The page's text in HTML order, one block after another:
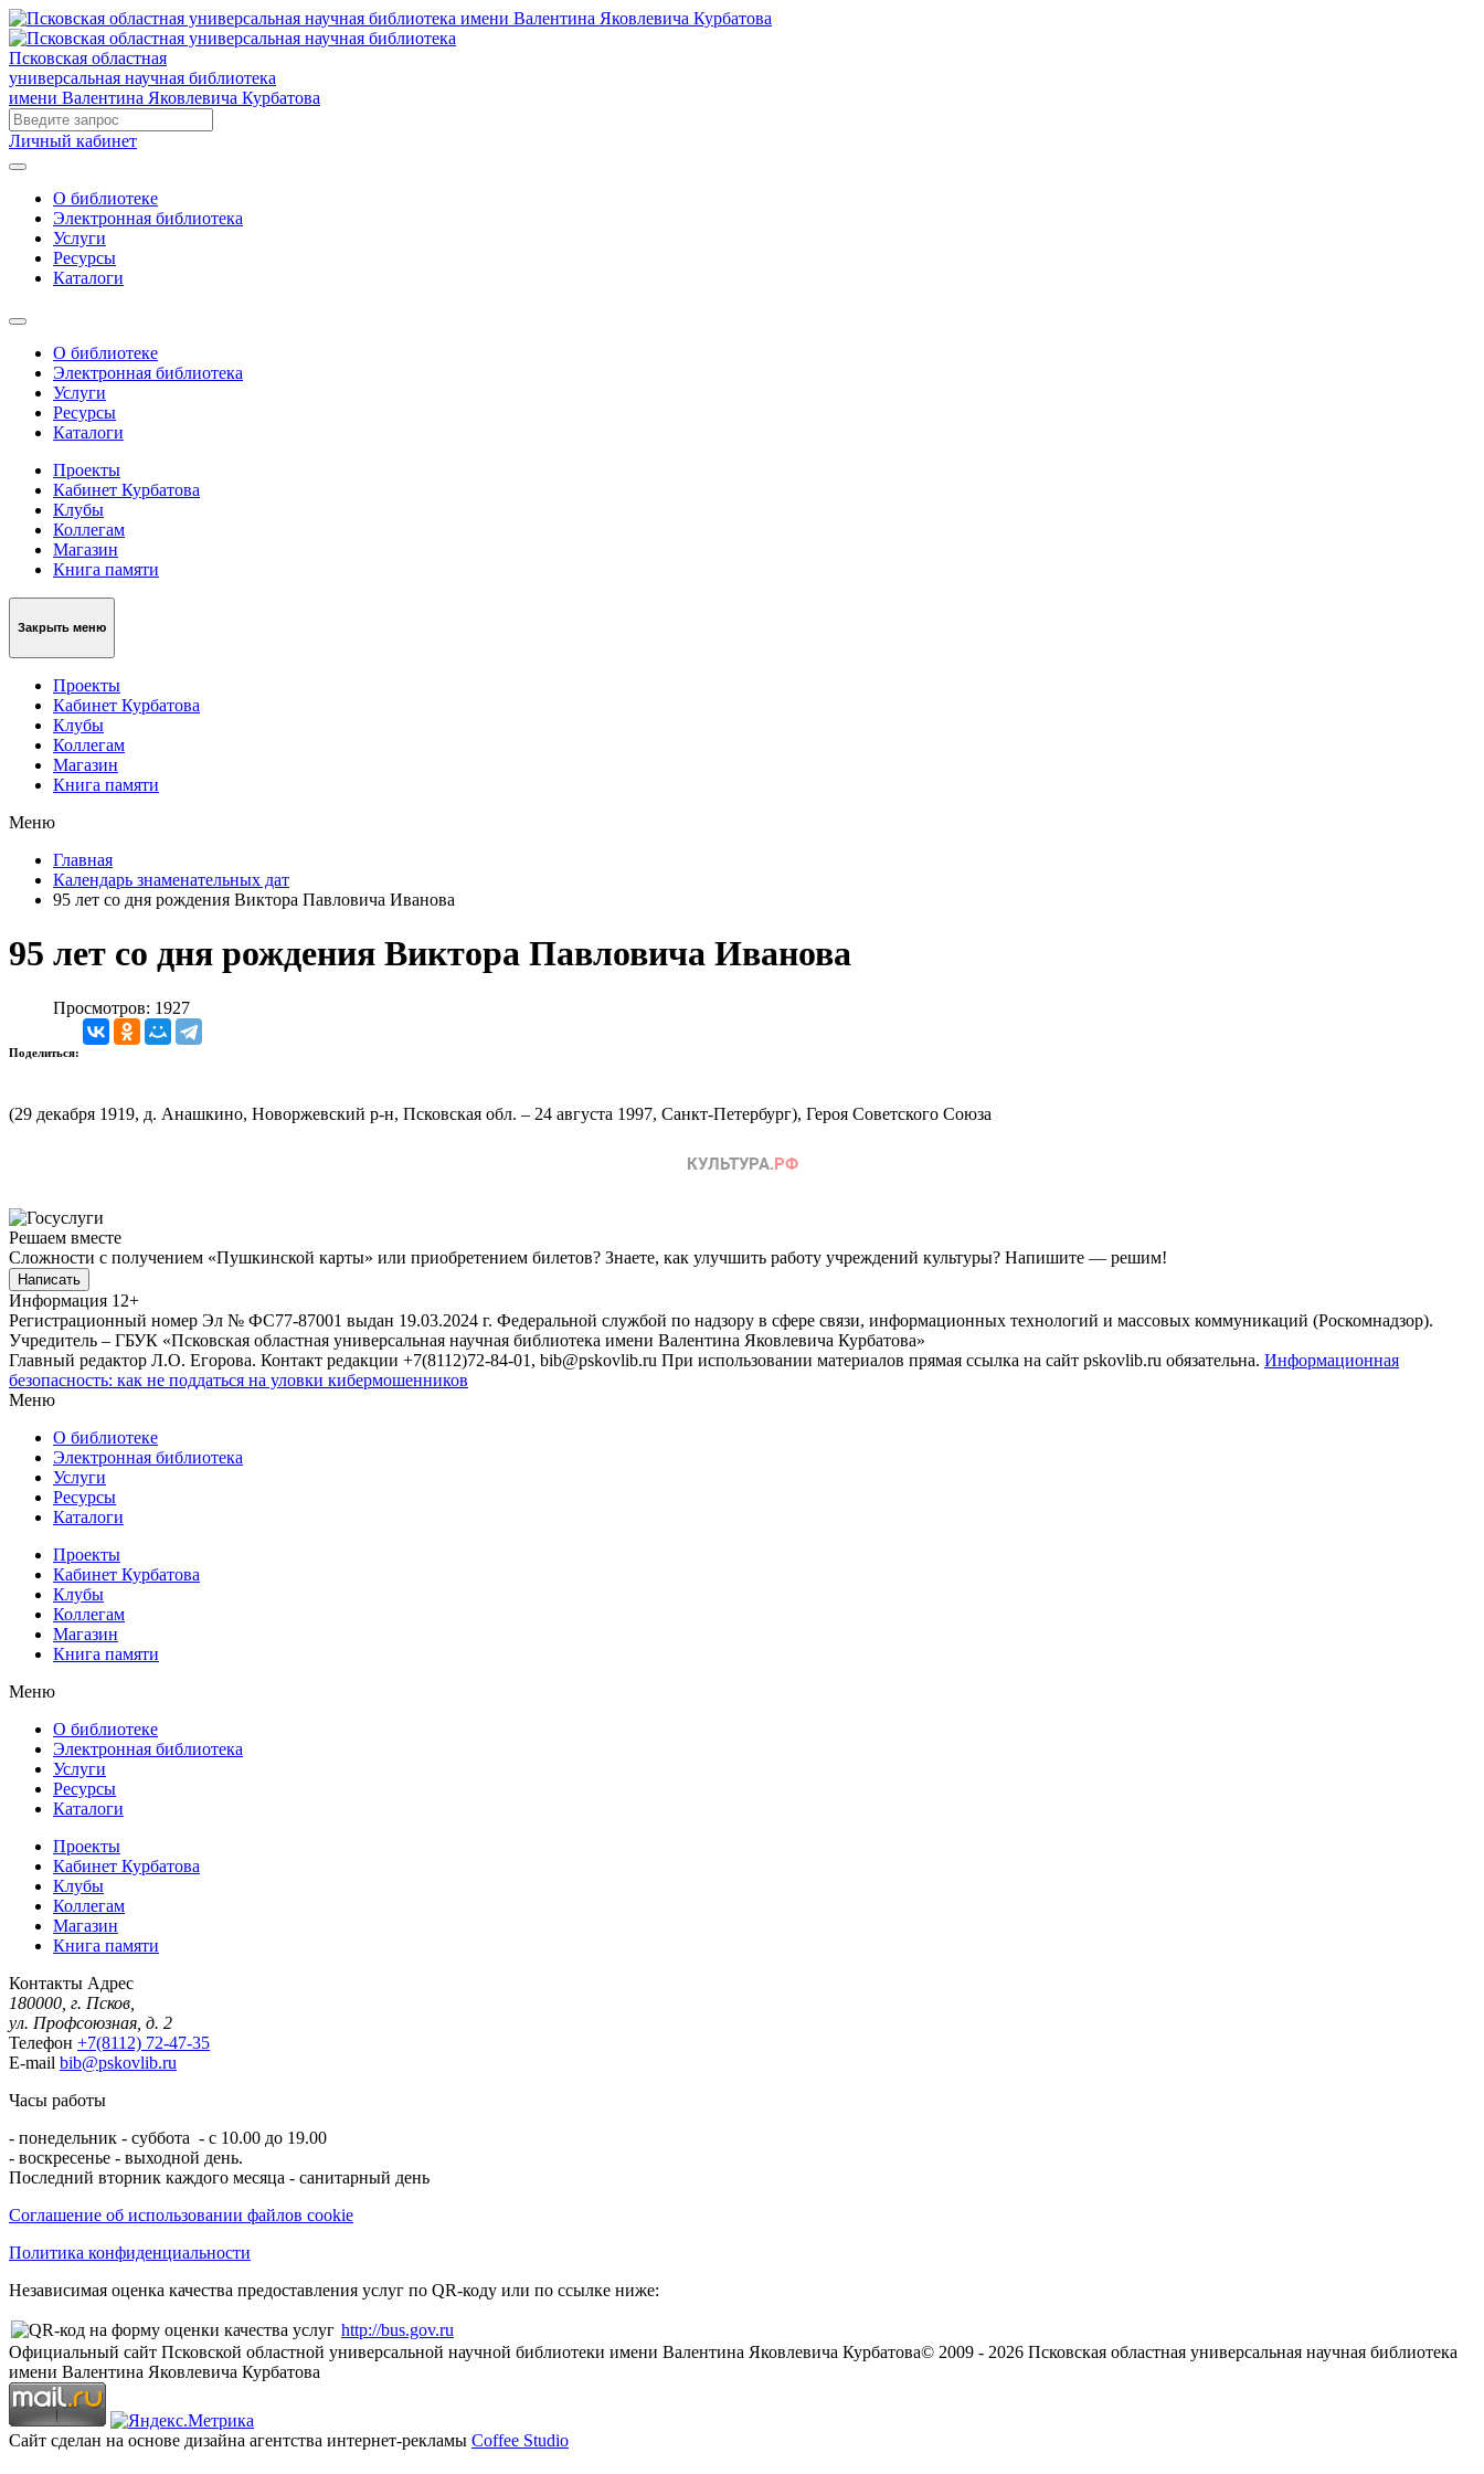
Псковская областная
универсальная научная библиотека
имени Валентина Яковлевича Курбатова
Личный кабинет
О библиотеке
Электронная библиотека
Услуги
Ресурсы
Каталоги
О библиотеке
Электронная библиотека
Услуги
Ресурсы
Каталоги
Проекты
Кабинет Курбатова
Клубы
Коллегам
Магазин
Книга памяти
Закрыть меню
Проекты
Кабинет Курбатова
Клубы
Коллегам
Магазин
Книга памяти
Меню
Главная
Календарь знаменательных дат
95 лет со дня рождения Виктора Павловича Иванова
95 лет со дня рождения Виктора Павловича Иванова
Просмотров: 1927
Поделиться:
(29 декабря 1919, д. Анашкино, Новоржевский р-н, Псковская обл. – 24 августа 1997, Санкт-Петербург), Героя Советского Союза
Решаем вместе
Сложности с получением «Пушкинской карты» или приобретением билетов? Знаете, как улучшить работу учреждений культуры? Напишите — решим!
Написать
Информация 12+
Регистрационный номер Эл № ФС77-87001 выдан 19.03.2024 г. Федеральной службой по надзору в сфере связи, информационных технологий и массовых коммуникаций (Роскомнадзор).
Учредитель – ГБУК «Псковская областная универсальная научная библиотека имени Валентина Яковлевича Курбатова»
Главный редактор Л.О. Егорова. Контакт редакции +7(8112)72-84-01, bib@pskovlib.ru При использовании материалов прямая ссылка на сайт pskovlib.ru обязательна. Информационная
безопасность: как не поддаться на уловки кибермошенников
Меню
О библиотеке
Электронная библиотека
Услуги
Ресурсы
Каталоги
Проекты
Кабинет Курбатова
Клубы
Коллегам
Магазин
Книга памяти
Меню
О библиотеке
Электронная библиотека
Услуги
Ресурсы
Каталоги
Проекты
Кабинет Курбатова
Клубы
Коллегам
Магазин
Книга памяти
Контакты Адрес
180000, г. Псков,
ул. Профсоюзная, д. 2
Телефон +7(8112) 72-47-35
E-mail bib@pskovlib.ru
Часы работы
- понедельник - суббота - с 10.00 до 19.00
- воскресенье - выходной день.
Последний вторник каждого месяца - санитарный день
Соглашение об использовании файлов cookie
Политика конфиденциальности
Независимая оценка качества предоставления услуг по QR-коду или по ссылке ниже:
http://bus.gov.ru
Официальный сайт Псковской областной универсальной научной библиотеки имени Валентина Яковлевича Курбатова© 2009 - 2026 Псковская областная универсальная научная библиотека
имени Валентина Яковлевича Курбатова
Сайт сделан на основе дизайна агентства интернет-рекламы Coffee Studio